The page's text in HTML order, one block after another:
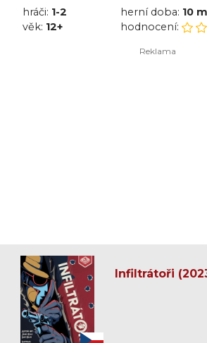
hráči: 1-2 herní doba: 10
věk: 12+ hodnocení:
Infiltrátoři